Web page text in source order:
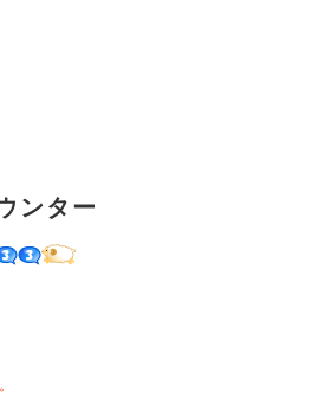
ンター